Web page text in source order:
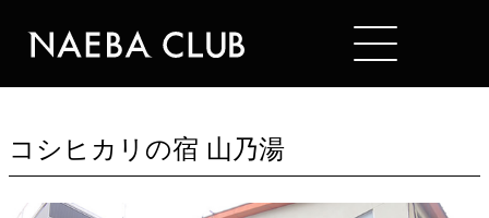
コシヒカリの宿 山乃湯